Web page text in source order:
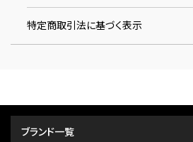
特定商取引法に基づく表示
ブランド一覧